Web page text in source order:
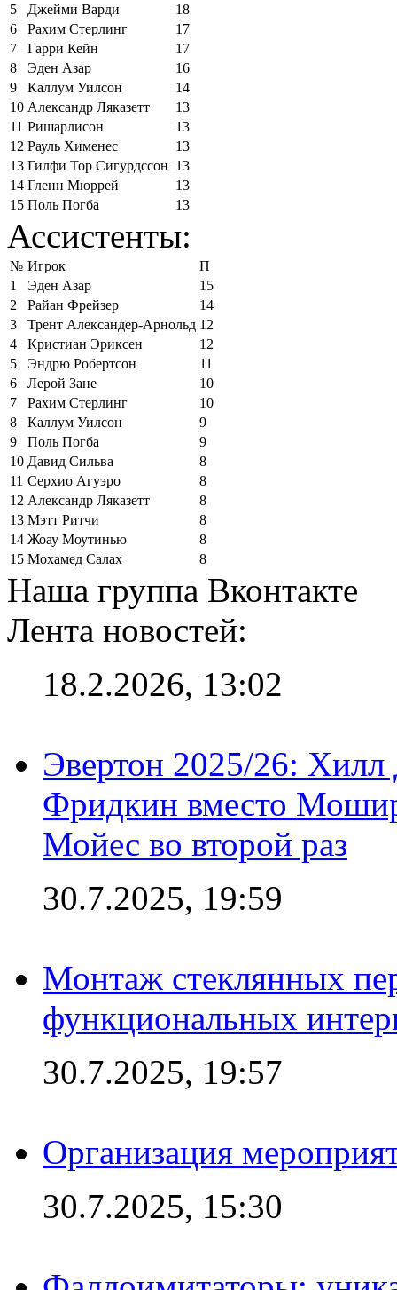
5
Джейми Варди
18
6
Рахим Стерлинг
17
7
Гарри Кейн
17
8
Эден Азар
16
9
Каллум Уилсон
14
10 Александр Ляказетт
13
11 Ришарлисон
13
12 Рауль Хименес
13
13 Гилфи Тор Сигурдссон 13
14 Гленн Мюррей
13
15 Поль Погба 13
Ассистенты:
№ Игрок
П
1
Эден Азар
15
2
Райан Фрейзер
14
3
Трент Александер-Арнольд 12
4
Кристиан Эриксен
12
5
Эндрю Робертсон
11
6
Лерой Зане
10
7
Рахим Стерлинг
10
8
Каллум Уилсон
9
9
Поль Погба
9
10 Давид Сильва
8
11 Серхио Агуэро
8
12 Александр Ляказетт
8
13 Мэтт Ритчи
8
14 Жоау Моутинью
8
15 Мохамед Салах 8
Наша группа Вконтакте
Лента новостей:
18.2.2026, 13:02
Эвертон 2025/26:
Фридкин вместо
Мойес во второй раз
30.7.2025, 19:59
Монтаж стеклянных
функциональных
30.7.2025, 19:57
Организация
30.7.2025, 15:30